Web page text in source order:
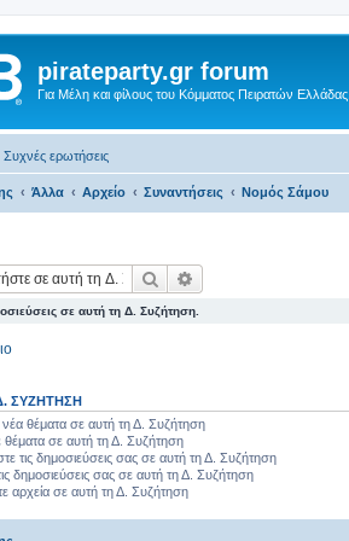
pirateparty.gr forum
Για Μέλη και φίλους του Κόμματος Πειρατών Ελλάδας.
Συχνές ερωτήσεις
Άλλα Αρχείο Συναντήσεις Νομός Σάμου‎
Αναζήτηση
σε αυτή τη Δ. Συζήτηση.
ΣΥΖΉΤΗΣΗ
νέα θέματα σε αυτή τη Δ. Συζήτηση
σε αυτή τη Δ. Συζήτηση
τις δημοσιεύσεις σας σε αυτή τη Δ. Συζήτηση
δημοσιεύσεις σας σε αυτή τη Δ. Συζήτηση
αρχεία σε αυτή τη Δ. Συζήτηση